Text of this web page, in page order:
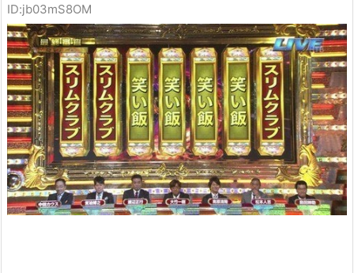
ID:jb03mS8OM